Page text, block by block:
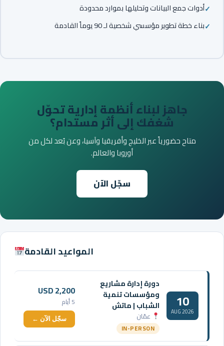
أدوات جمع البيانات وتحليلها بموارد محدودة
بناء خطة تطوير مؤسسي شخصية لـ 90 يوماً القادمة
جاهز لبناء أنظمة إدارية تحوّل
شغفك إلى أثر مستدام؟
متاح حضورياً عبر الخليج وأفريقيا وآسيا، وعن بُعد لكل من
أوروبا والعالم.
سجّل الآن
المواعيد القادمة
10
AUG 2026
دورة إدارة مشاريع
ومؤسسات تنمية
الشباب | ماتش
عمّان
IN-PERSON
USD 2,200
5 أيام
سجّل الآن ←